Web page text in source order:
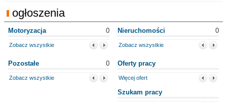
ogłoszenia
Motoryzacja 0
Zobacz wszystkie
Nieruchomości 0
Zobacz wszystkie
Pozostałe 0
Zobacz wszystkie
Oferty pracy
Więcej ofert
Szukam pracy